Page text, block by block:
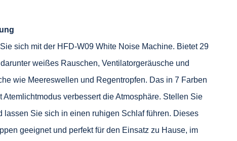
sich mit der HFD-W09 White Noise Machine. Bietet 29
weißes Rauschen, Ventilatorgeräusche und
wie Meereswellen und Regentropfen. Das in 7 Farben
verbessert die Atmosphäre. Stellen Sie
lassen Sie sich in einen ruhigen Schlaf führen. Dieses
geeignet und perfekt für den Einsatz zu Hause, im